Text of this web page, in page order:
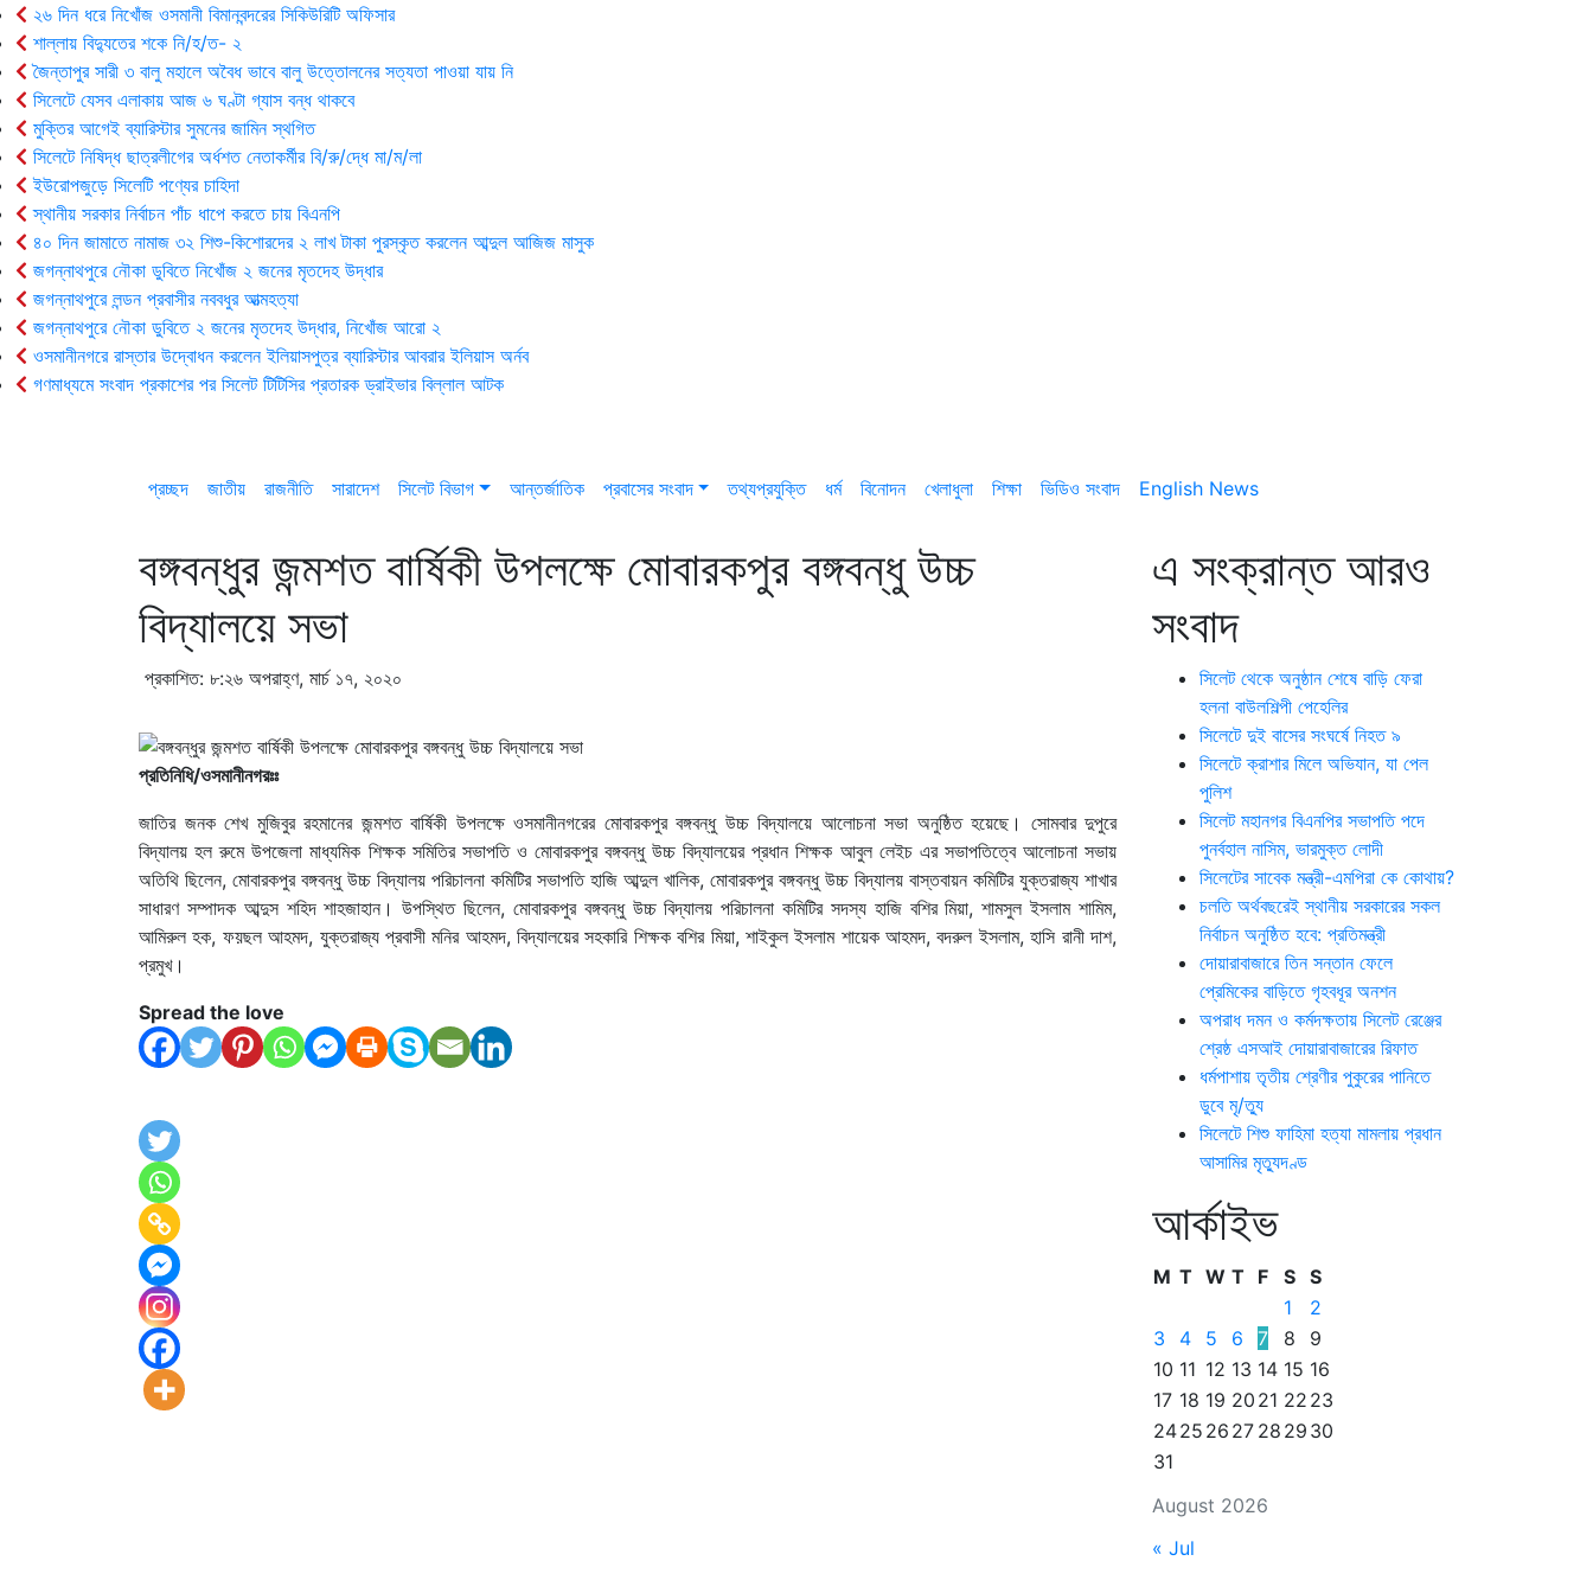
২৬ দিন ধরে নিখোঁজ ওসমানী বিমানবন্দরের সিকিউরিটি অফিসার
শাল্লায় বিদ্যুতের শকে নি/হ/ত- ২
জৈন্তাপুর সারী ৩ বালু মহালে অবৈধ ভাবে বালু উত্তোলনের সত্যতা পাওয়া যায় নি
সিলেটে যেসব এলাকায় আজ ৬ ঘণ্টা গ্যাস বন্ধ থাকবে
মুক্তির আগেই ব্যারিস্টার সুমনের জামিন স্থগিত
সিলেটে নিষিদ্ধ ছাত্রলীগের অর্ধশত নেতাকর্মীর বি/রু/দ্ধে মা/ম/লা
ইউরোপজুড়ে সিলেটি পণ্যের চাহিদা
স্থানীয় সরকার নির্বাচন পাঁচ ধাপে করতে চায় বিএনপি
৪০ দিন জামাতে নামাজ ৩২ শিশু-কিশোরদের ২ লাখ টাকা পুরস্কৃত করলেন আব্দুল আজিজ মাসুক
জগন্নাথপুরে নৌকা ডুবিতে নিখোঁজ ২ জনের মৃতদেহ উদ্ধার
জগন্নাথপুরে লন্ডন প্রবাসীর নববধুর আত্মহত্যা
জগন্নাথপুরে নৌকা ডুবিতে ২ জনের মৃতদেহ উদ্ধার, নিখোঁজ আরো ২
ওসমানীনগরে রাস্তার উদ্বোধন করলেন ইলিয়াসপুত্র ব্যারিস্টার আবরার ইলিয়াস অর্নব
গণমাধ্যমে সংবাদ প্রকাশের পর সিলেট টিটিসির প্রতারক ড্রাইভার বিল্লাল আটক
প্রচ্ছদ জাতীয় রাজনীতি সারাদেশ সিলেট বিভাগ আন্তর্জাতিক প্রবাসের সংবাদ তথ্যপ্রযুক্তি ধর্ম বিনোদন খেলাধুলা শিক্ষা ভিডিও সংবাদ English News
বঙ্গবন্ধুর জন্মশত বার্ষিকী উপলক্ষে মোবারকপুর বঙ্গবন্ধু উচ্চ
বিদ্যালয়ে সভা
প্রকাশিত: ৮:২৬ অপরাহ্ণ, মার্চ ১৭, ২০২০
প্রতিনিধি/ওসমানীনগরঃঃ
জাতির জনক শেখ মুজিবুর রহমানের জন্মশত বার্ষিকী উপলক্ষে ওসমানীনগরের মোবারকপুর বঙ্গবন্ধু উচ্চ বিদ্যালয়ে আলোচনা সভা অনুষ্ঠিত হয়েছে। সোমবার দুপুরে
বিদ্যালয় হল রুমে উপজেলা মাধ্যমিক শিক্ষক সমিতির সভাপতি ও মোবারকপুর বঙ্গবন্ধু উচ্চ বিদ্যালয়ের প্রধান শিক্ষক আবুল লেইচ এর সভাপতিত্বে আলোচনা সভায়
অতিথি ছিলেন, মোবারকপুর বঙ্গবন্ধু উচ্চ বিদ্যালয় পরিচালনা কমিটির সভাপতি হাজি আব্দুল খালিক, মোবারকপুর বঙ্গবন্ধু উচ্চ বিদ্যালয় বাস্তবায়ন কমিটির যুক্তরাজ্য শাখার
সাধারণ সম্পাদক আব্দুস শহিদ শাহজাহান। উপস্থিত ছিলেন, মোবারকপুর বঙ্গবন্ধু উচ্চ বিদ্যালয় পরিচালনা কমিটির সদস্য হাজি বশির মিয়া, শামসুল ইসলাম শামিম,
আমিরুল হক, ফয়ছল আহমদ, যুক্তরাজ্য প্রবাসী মনির আহমদ, বিদ্যালয়ের সহকারি শিক্ষক বশির মিয়া, শাইকুল ইসলাম শায়েক আহমদ, বদরুল ইসলাম, হাসি রানী দাশ,
প্রমুখ।
Spread the love
এ সংক্রান্ত আরও
সংবাদ
সিলেট থেকে অনুষ্ঠান শেষে বাড়ি ফেরা
হলনা বাউলশিল্পী পেহেলির
সিলেটে দুই বাসের সংঘর্ষে নিহত ৯
সিলেটে ক্রাশার মিলে অভিযান, যা পেল
পুলিশ
সিলেট মহানগর বিএনপির সভাপতি পদে
পুনর্বহাল নাসিম, ভারমুক্ত লোদী
সিলেটের সাবেক মন্ত্রী-এমপিরা কে কোথায়?
চলতি অর্থবছরেই স্থানীয় সরকারের সকল
নির্বাচন অনুষ্ঠিত হবে: প্রতিমন্ত্রী
দোয়ারাবাজারে তিন সন্তান ফেলে
প্রেমিকের বাড়িতে গৃহবধূর অনশন
অপরাধ দমন ও কর্মদক্ষতায় সিলেট রেঞ্জের
শ্রেষ্ঠ এসআই দোয়ারাবাজারের রিফাত
ধর্মপাশায় তৃতীয় শ্রেণীর পুকুরের পানিতে
ডুবে মৃ/ত্যু
সিলেটে শিশু ফাহিমা হত্যা মামলায় প্রধান
আসামির মৃত্যুদণ্ড
আর্কাইভ
August 2026
M T W T F S S
1
2
3
4 5 6 7 8
9
10 11 12 13 14 15 16
17 18 19 20 21 22 23
2425 26 27 28 29 30
31
« Jul